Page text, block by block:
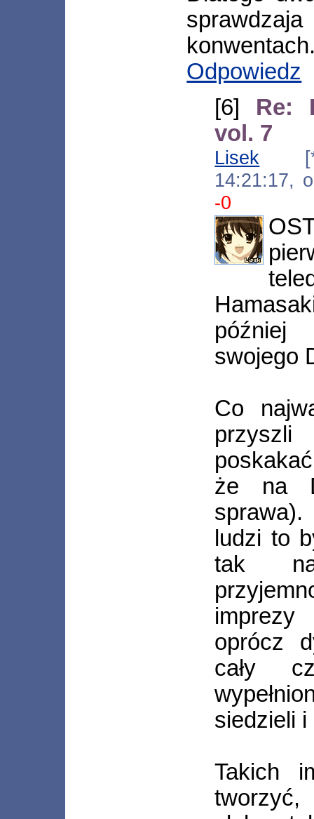
Odpowiedz
[6] Re:
vol. 7
Lisek
14:21:17,
-0
później
swojego
Co
że na
sprawa).
ludzi to
tak
imprezy
oprócz
cały
siedzieli i
Takich